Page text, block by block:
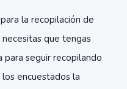
la recopilación de
que tengas
para seguir recopilando
encuestados la